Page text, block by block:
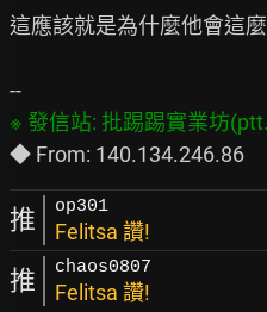
這應該就是為什麼他會這
推 op301
Felitsa 讚!
推 chaos0807
Felitsa 讚!